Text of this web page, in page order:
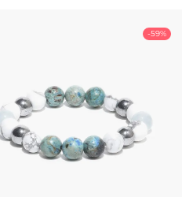
-59%